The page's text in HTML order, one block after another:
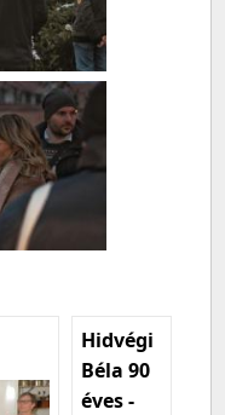
Hidvégi
Béla 90
éves -